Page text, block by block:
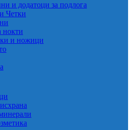
и додатоци за подлога
Четки
нокти
и ножици